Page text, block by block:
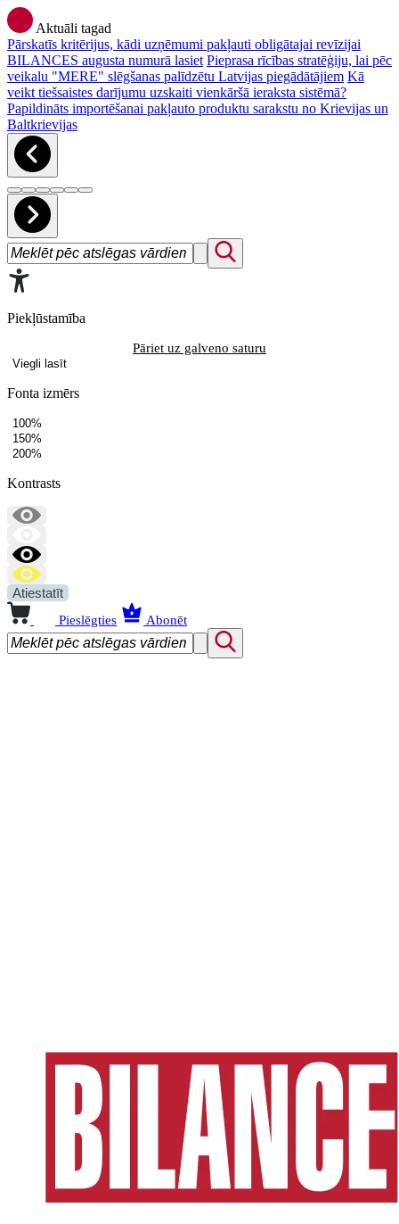
Aktuāli tagad
Pārskatīs kritērijus, kādi uzņēmumi pakļauti obligātajai revīzijai
BILANCES augusta numurā lasiet Pieprasa rīcības stratēģiju, lai pēc
veikalu "MERE" slēgšanas palīdzētu Latvijas piegādātājiem Kā
veikt tiešsaistes darījumu uzskaiti vienkāršā ieraksta sistēmā?
Papildināts importēšanai pakļauto produktu sarakstu no Krievijas un
Baltkrievijas
Piekļūstamība
Pāriet uz galveno saturu
Viegli lasīt
Fonta izmērs
100%
150%
200%
Kontrasts
Atiestatīt
Pieslēgties Abonēt